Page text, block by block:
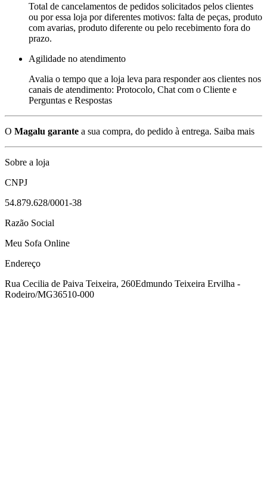
Total de cancelamentos de pedidos solicitados pelos clientes
ou por essa loja por diferentes motivos: falta de peças, produto
com avarias, produto diferente ou pelo recebimento fora do
prazo.
Agilidade no atendimento
Avalia o tempo que a loja leva para responder aos clientes nos
canais de atendimento: Protocolo, Chat com o Cliente e
Perguntas e Respostas
O Magalu garante a sua compra, do pedido à entrega. Saiba mais
Sobre a loja
CNPJ
54.879.628/0001-38
Razão Social
Meu Sofa Online
Endereço
Rua Cecilia de Paiva Teixeira, 260Edmundo Teixeira Ervilha -
Rodeiro/MG36510-000